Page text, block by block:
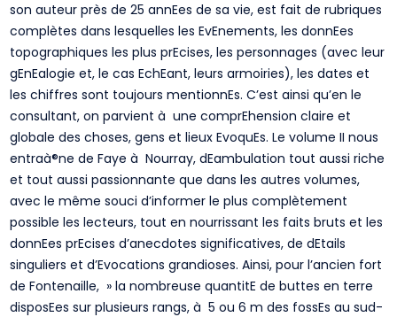
son auteur près de 25 annEes de sa vie, est fait de rubriques
complètes dans lesquelles les EvEnements, les donnEes
topographiques les plus prEcises, les personnages (avec leur
gEnEalogie et, le cas EchEant, leurs armoiries), les dates et
les chiffres sont toujours mentionnEs. C’est ainsi qu’en le
consultant, on parvient à une comprEhension claire et
globale des choses, gens et lieux EvoquEs. Le volume II nous
entraà®ne de Faye à Nourray, dEambulation tout aussi riche
et tout aussi passionnante que dans les autres volumes,
avec le même souci d’informer le plus complètement
possible les lecteurs, tout en nourrissant les faits bruts et les
donnEes prEcises d’anecdotes significatives, de dEtails
singuliers et d’Evocations grandioses. Ainsi, pour l’ancien fort
de Fontenaille, » la nombreuse quantitE de buttes en terre
disposEes sur plusieurs rangs, à 5 ou 6 m des fossEs au sud-